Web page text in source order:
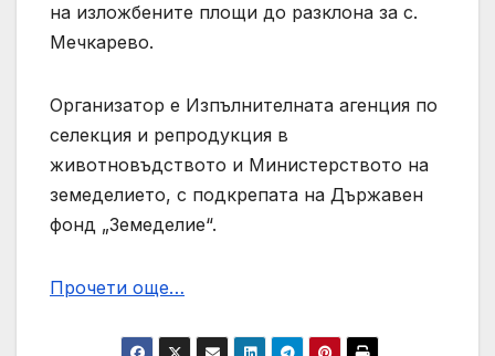
на изложбените площи до разклона за с.
Мечкарево.
Организатор е Изпълнителната агенция по
селекция и репродукция в
животновъдството и Министерството на
земеделието, с подкрепата на Държавен
фонд „Земеделие“.
Прочети още…